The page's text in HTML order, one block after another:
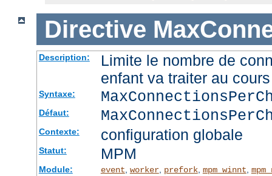
Directive
Description:
Limite le nombre de
enfant va traiter au
Syntaxe:
Défaut:
Contexte: configuration globale
Statut: MPM
Module: event worker, prefork, mpm_winnt